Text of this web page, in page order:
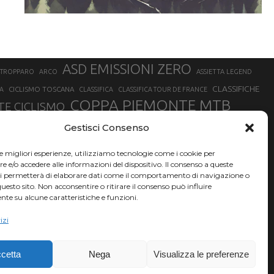
Gestisci Consenso
migliori esperienze, utilizziamo tecnologie come i cookie per
e/o accedere alle informazioni del dispositivo. Il consenso a queste
permetterà di elaborare dati come il comportamento di navigazione o
sito. Non acconsentire o ritirare il consenso può influire
su alcune caratteristiche e funzioni.
Nega Visualizza le preferenze
ARCO ASD EMISSIONI ZERO ASSIETTA LEGEND
CICLISMO TOSCANA CLASSIFICA CLASSIFICA TOUR DE FRANCE CLASSIFICHE
CICLISMO COPPA PIEMONTE MTB
FABIO ARU FIAB FINALE LIGURE
HERVÉ BARMASSE INSUBRIA BIKE FESTIVAL
LUCA BRAIDOT MARATHON BIKE DELLA BRIANZA
MATHIEU VAN DER POEL
TRIATHLON OLIMPICO